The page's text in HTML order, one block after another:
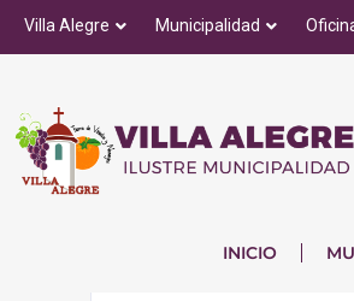
Villa Alegre Municipalidad
INICIO